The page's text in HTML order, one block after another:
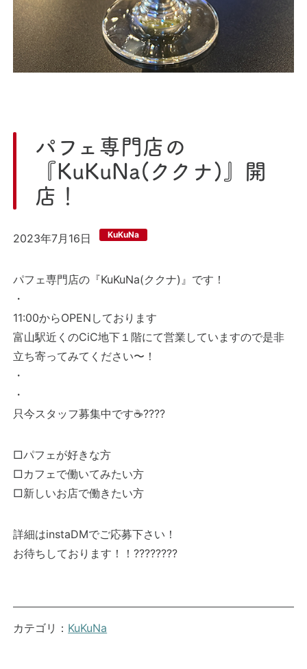
パフェ専門店の
『KuKuNa(ククナ)』開
店！
2023年7月16日 KuKuNa
パフェ専門店の『KuKuNa(ククナ)』です！
・
11:00からOPENしております
富山駅近くのCiC地下１階にて営業していますので是非
立ち寄ってみてください〜！
・
・
只今スタッフ募集中です☕️????
□パフェが好きな方
□カフェで働いてみたい方
□新しいお店で働きたい方
詳細はinstaDMでご応募下さい！
お待ちしております！！????????
カテゴリ： KuKuNa